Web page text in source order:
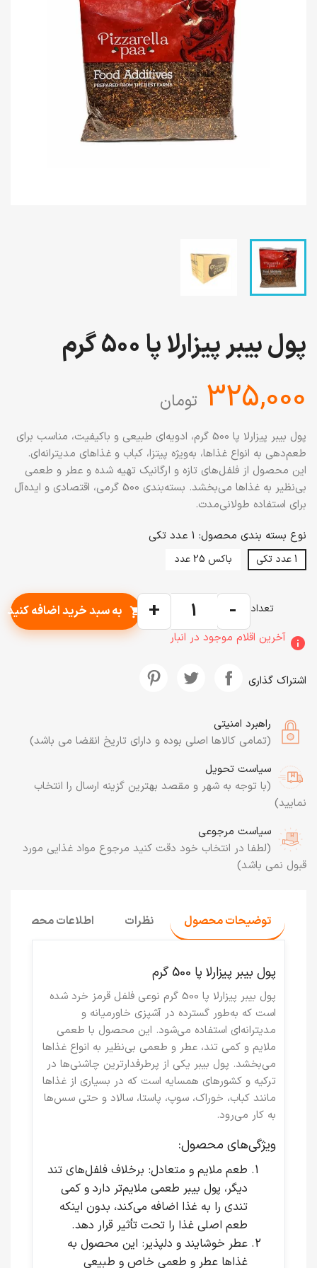
پول بیبر پیزارلا پا 500 گرم
‎325,000 تومان
پول بیبر پیزارلا پا 500 گرم، ادویه‌ای طبیعی و باکیفیت، مناسب برای
طعم‌دهی به انواع غذاها، به‌ویژه پیتزا، کباب و غذاهای مدیترانه‌ای.
این محصول از فلفل‌های تازه و ارگانیک تهیه شده و عطر و طعمی
بی‌نظیر به غذاها می‌بخشد. بسته‌بندی 500 گرمی، اقتصادی و ایده‌آل
برای استفاده طولانی‌مدت.
نوع بسته بندی محصول: 1 عدد تکی
1 عدد تکی باکس 25 عدد
تعداد -
+
shopping_cart به سبد خرید اضافه کنید
info آخرین اقلام موجود در انبار
اشتراک گذاری
راهبرد امنیتی
(تمامی کالاها اصلی بوده و دارای تاریخ انقضا می باشد)
سیاست تحویل
(با توجه به شهر و مقصد بهترین گزینه ارسال را انتخاب
نمایید)
سیاست مرجوعی
(لطفا در انتخاب خود دقت کنید مرجوع مواد غذایی مورد
قبول نمی باشد)
توضیحات محصول نظرات اطلاعات محصول
پول بیبر پیزارلا پا 500 گرم
پول بیبر پیزارلا پا 500 گرم
نوعی فلفل قرمز خرد شده
است که به‌طور گسترده در آشپزی خاورمیانه و
مدیترانه‌ای استفاده می‌شود. این محصول با طعمی
ملایم و کمی تند، عطر و طعمی بی‌نظیر به انواع غذاها
می‌بخشد. پول بیبر یکی از پرطرفدارترین چاشنی‌ها در
ترکیه و کشورهای همسایه است که در بسیاری از غذاها
مانند کباب، خوراک، سوپ، پاستا، سالاد و حتی سس‌ها
به کار می‌رود.
ویژگی‌های محصول:
طعم ملایم و متعادل: برخلاف فلفل‌های تند
دیگر، پول بیبر طعمی ملایم‌تر دارد و کمی
تندی را به غذا اضافه می‌کند، بدون اینکه
طعم اصلی غذا را تحت تأثیر قرار دهد.
عطر خوشایند و دلپذیر: این محصول به
غذاها عطر و طعمی خاص و طبیعی